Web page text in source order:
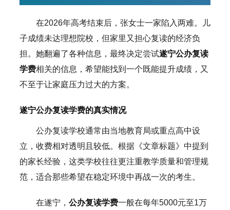
在2026年高考结束后，张女士一家陷入两难。儿
子成绩未达理想院校，但家里又担心复读的经济负
担。她翻遍了各种信息，最终决定尝试遂宁公办复读
学费相关的信息，希望能找到一个既能提升成绩，又
不至于让家庭压力过大的方案。
遂宁公办复读学费的真实情况
公办复读学校通常由当地教育局或重点高中设
立，收费相对透明且较低。根据《文章标题》中提到
的家长经验，这类学校往往更注重教学质量和管理规
范，适合那些希望在稳定环境中再战一次的考生。
在遂宁， 公办复读学费一般在每年5000元至1万